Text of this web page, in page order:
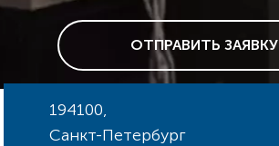
ОТПРАВИТЬ ЗАЯВКУ
194100,
Санкт-Петербург